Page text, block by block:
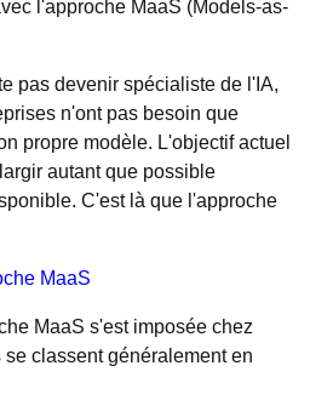
l'approche MaaS (Models-as-
pas devenir spécialiste de l'IA,
n'ont pas besoin que
propre modèle. L'objectif actuel
autant que possible
C'est là que l'approche
MaaS
MaaS s'est imposée chez
classent généralement en